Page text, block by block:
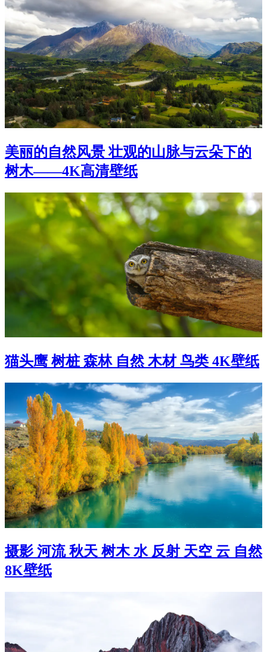
美丽的自然风景 壮观的山脉与云朵下的
树木——4K高清壁纸
猫头鹰 树桩 森林 自然 木材 鸟类 4K壁纸
摄影 河流 秋天 树木 水 反射 天空 云 自然
8K壁纸